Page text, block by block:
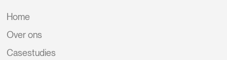
Home
Over ons
Casestudies